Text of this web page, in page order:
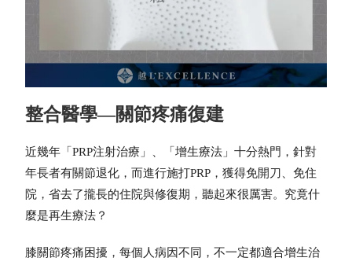
整合醫學—關節疼痛復建
近幾年「PRP注射治療」、「增生療法」十分熱門，針對
年長者有關節退化，而進行施打PRP，獲得免開刀、免住
院，省去了攏長的住院與修復期，聽起來很厲害。究竟什
麼是再生療法？
膝關節疼痛困擾，每個人病因不同，不一定都適合增生治